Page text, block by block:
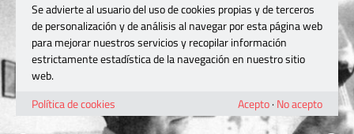
Se advierte al usuario del uso de cookies propias y de terceros
de personalización y de análisis al navegar por esta página web
para mejorar nuestros servicios y recopilar información
estrictamente estadística de la navegación en nuestro sitio
web.
Política de cookies
Acepto· No acepto